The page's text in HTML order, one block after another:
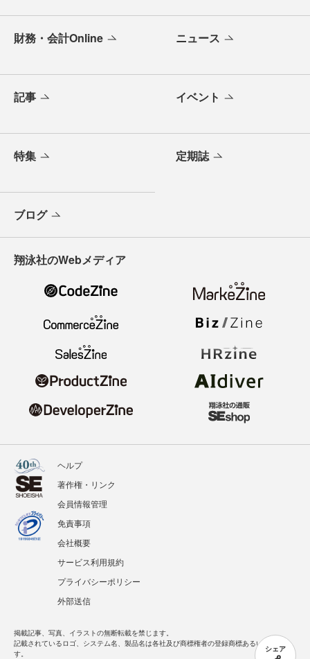
シェア
財務・会計Online ニュース
記事 イベント
特集 定期誌
ブログ
翔泳社のWebメディア
ヘルプ
著作権・リンク
会員情報管理
免責事項
会社概要
サービス利用規約
プライバシーポリシー
外部送信
掲載記事、写真、イラストの無断転載を禁じます。
記載されているロゴ、システム名、製品名は各社及び商標権者の登録商標あるいは商標で
す。